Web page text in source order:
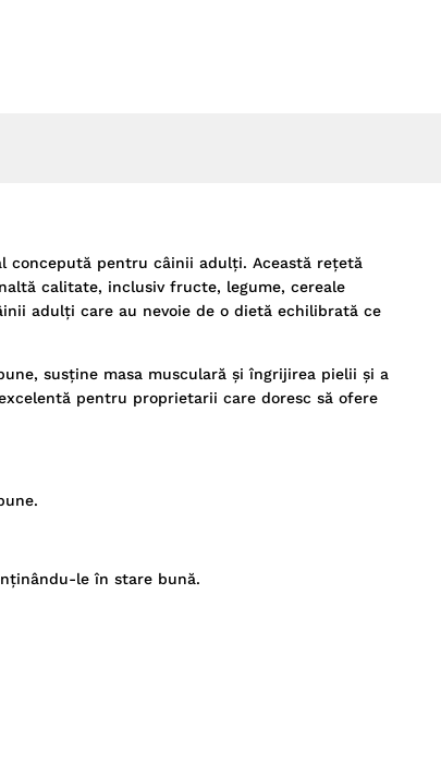
concepută pentru câinii adulți. Această rețetă
calitate, inclusiv fructe, legume, cereale
adulți care au nevoie de o dietă echilibrată ce
susține masa musculară și îngrijirea pielii și a
pentru proprietarii care doresc să ofere
le în stare bună.